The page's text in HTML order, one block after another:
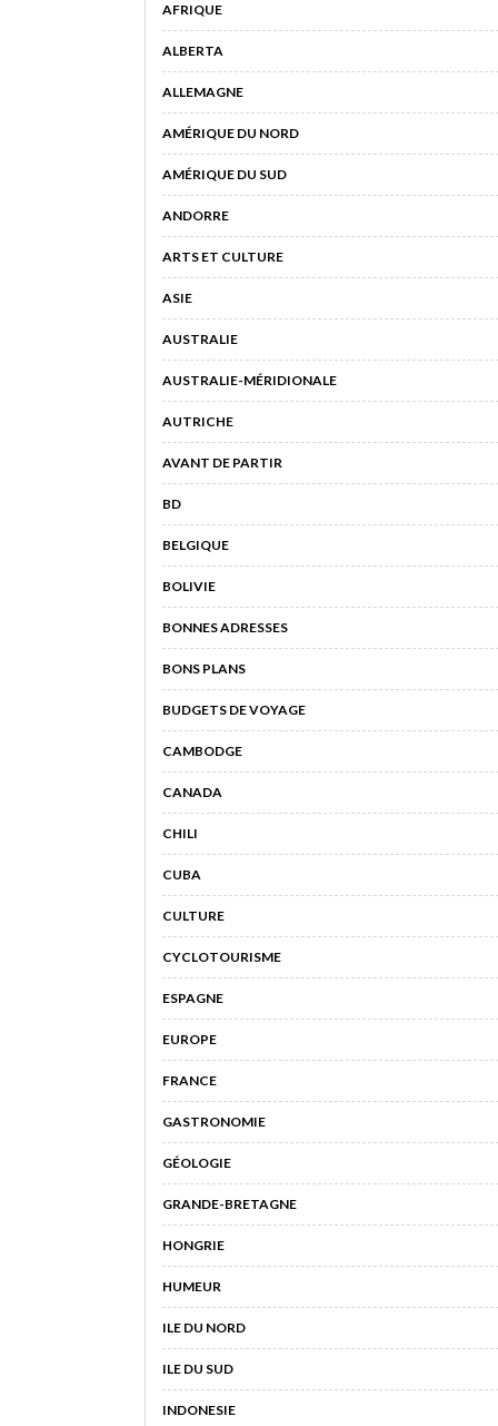
AFRIQUE
ALBERTA
ALLEMAGNE
AMÉRIQUE DU NORD
AMÉRIQUE DU SUD
ANDORRE
ARTS ET CULTURE
ASIE
AUSTRALIE
AUSTRALIE-MÉRIDIONALE
AUTRICHE
AVANT DE PARTIR
BD
BELGIQUE
BOLIVIE
BONNES ADRESSES
BONS PLANS
BUDGETS DE VOYAGE
CAMBODGE
CANADA
CHILI
CUBA
CULTURE
CYCLOTOURISME
ESPAGNE
EUROPE
FRANCE
GASTRONOMIE
GÉOLOGIE
GRANDE-BRETAGNE
HONGRIE
HUMEUR
ILE DU NORD
ILE DU SUD
INDONESIE